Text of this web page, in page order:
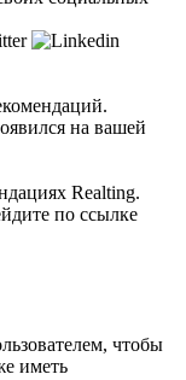
на вашей
Realting.
по ссылке
чтобы
иметь